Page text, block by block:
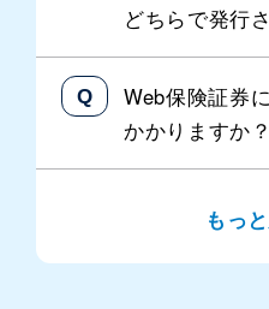
どちらで発行
Web保険証券
かかりますか？
もっ